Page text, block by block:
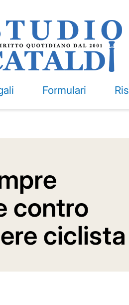
Formulari
contro
ciclista